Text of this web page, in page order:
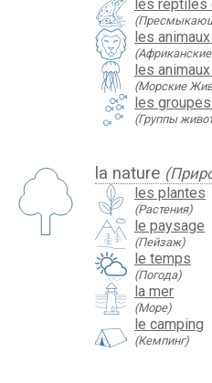
les reptiles
les
les
(Морские
les
(Группы
la nature
les plantes
(Растения)
le paysage
(Пейзаж)
le temps
(Погода)
la mer
(Море)
le camping
(Кемпинг)